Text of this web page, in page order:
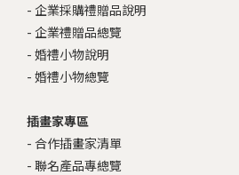
- 企業採購禮贈品說明
- 企業禮贈品總覽
- 婚禮小物說明
- 婚禮小物總覽
插畫家專區
- 合作插畫家清單
- 聯名產品專總覽